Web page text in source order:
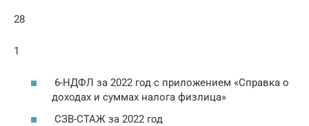
28
1
6-НДФЛ за 2022 год с приложением «Справка о
доходах и суммах налога физлица»
СЗВ-СТАЖ за 2022 год